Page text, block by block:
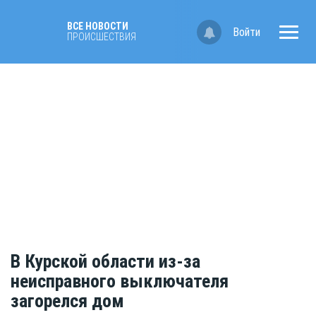
ВСЕ НОВОСТИ
ПРОИСШЕСТВИЯ
Войти
В Курской области из-за
неисправного выключателя
загорелся дом